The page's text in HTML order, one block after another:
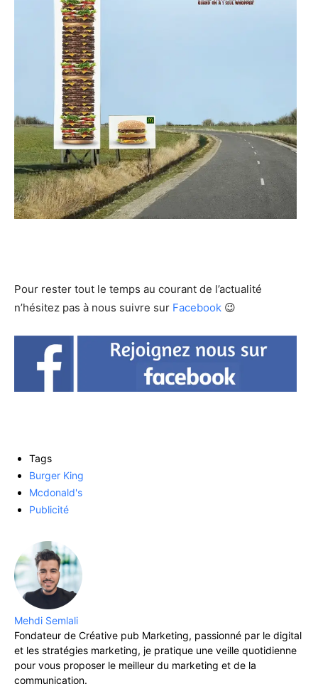
Pour rester tout le temps au courant de l’actualité
n’hésitez pas à nous suivre sur Facebook 😉
Tags
Burger King
Mcdonald's
Publicité
Mehdi Semlali
Fondateur de Créative pub Marketing, passionné par le digital
et les stratégies marketing, je pratique une veille quotidienne
pour vous proposer le meilleur du marketing et de la
communication.